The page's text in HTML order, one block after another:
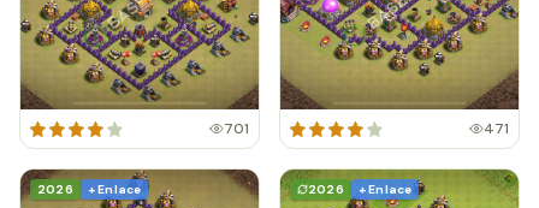
701 471
2026 + Enlace 2026 + Enlace